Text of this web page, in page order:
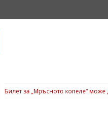
Билет за „Мръсното копеле“ може